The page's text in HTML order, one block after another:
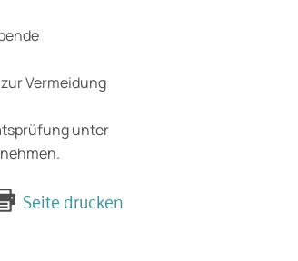
Vermeidung
unter
Seite drucken